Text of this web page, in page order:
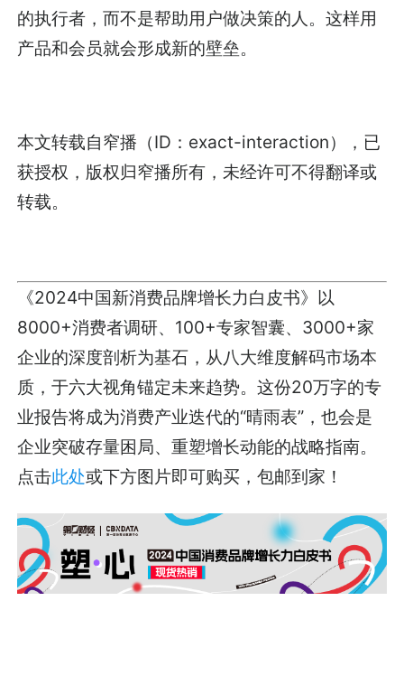
的执行者，而不是帮助用户做决策的人。这样用
产品和会员就会形成新的壁垒。
本文转载自窄播（ID：exact-interaction），已
获授权，版权归窄播所有，未经许可不得翻译或
转载。
《2024中国新消费品牌增长力白皮书》以
8000+消费者调研、100+专家智囊、3000+家
企业的深度剖析为基石，从八大维度解码市场本
质，于六大视角锚定未来趋势。这份20万字的专
业报告将成为消费产业迭代的“晴雨表”，也会是
企业突破存量困局、重塑增长动能的战略指南。
点击此处或下方图片即可购买，包邮到家！